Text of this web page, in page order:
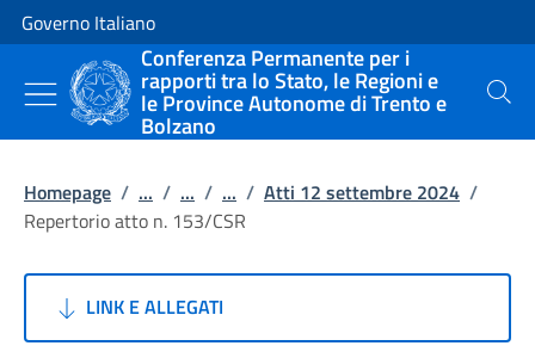
Vai al contenuto
Vai alla navigazione del sito
Governo Italiano
Conferenza Permanente per i
rapporti tra lo Stato, le Regioni e
le Province Autonome di Trento e
Bolzano
Cerca
Homepage / ... / ... / ... / Atti 12 settembre 2024 /
Repertorio atto n. 153/CSR
LINK E ALLEGATI